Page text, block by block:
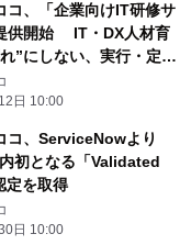
コ、「企業向けIT研修サ
供開始 IT・DX人材育
”にしない、実行・定着
日 10:00
コ、ServiceNowより
初となる「Validated
定を取得
日 10:00